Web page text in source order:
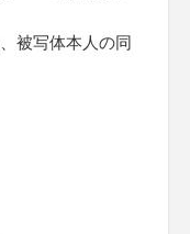
被写体本人の同